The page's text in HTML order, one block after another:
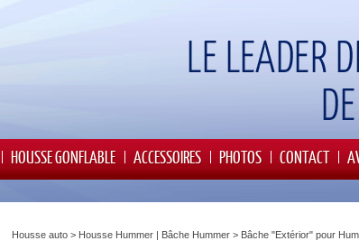
HOUSSE GONFLABLE ACCESSOIRES PHOTOS CONTACT
Housse auto > Housse Hummer | Bâche Hummer > Bâche "Extérior" pour